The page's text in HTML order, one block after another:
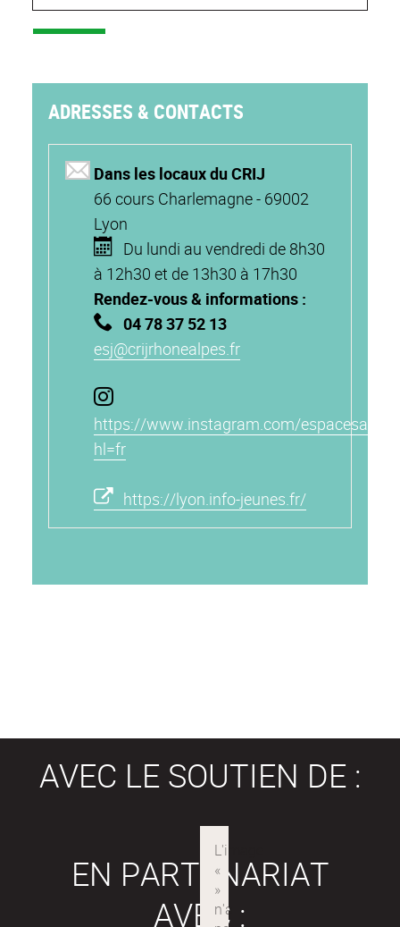
ADRESSES & CONTACTS
Dans les locaux du CRIJ
66 cours Charlemagne - 69002
Lyon
Du lundi au vendredi de 8h30
à 12h30 et de 13h30 à 17h30
Rendez-vous & informations :
04 78 37 52 13
esj@crijrhonealpes.fr
https://www.instagram.com/
hl=fr
https://lyon.info-jeunes.fr/
AVEC LE SOUTIEN DE :
EN PARTENARIAT
AVEC :